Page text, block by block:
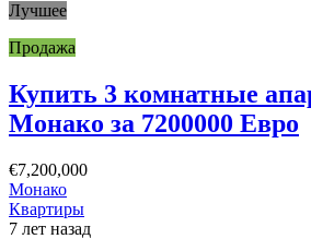
Лучшее
Продажа
Купить 3 комнатные
Монако за 7200000 Евро
€7,200,000
Монако
Квартиры
7 лет назад